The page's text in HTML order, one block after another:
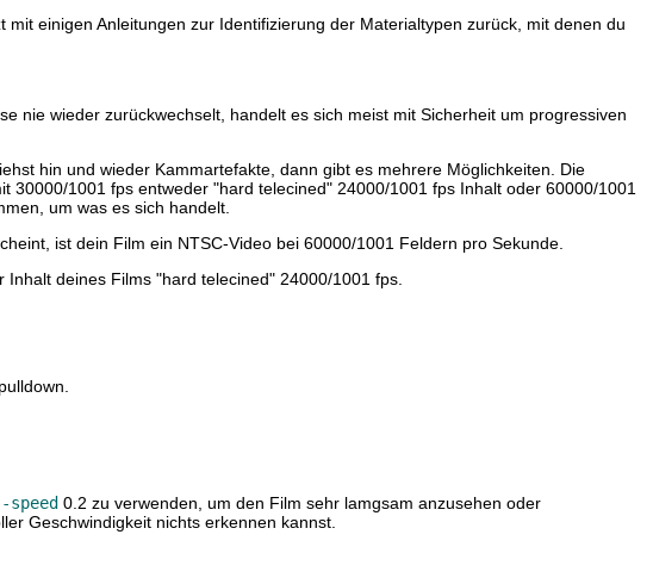
mit einigen Anleitungen zur Identifizierung der Materialtypen zurück, mit denen du
nie wieder zurückwechselt, handelt es sich meist mit Sicherheit um progressiven
hin und wieder Kammartefakte, dann gibt es mehrere Möglichkeiten. Die
1001 fps entweder "hard telecined" 24000/1001 fps Inhalt oder 60000/1001
um was es sich handelt.
ist dein Film ein NTSC-Video bei 60000/1001 Feldern pro Sekunde.
deines Films "hard telecined" 24000/1001 fps.
-speed 0.2 zu verwenden, um den Film sehr lamgsam anzusehen oder
Geschwindigkeit nichts erkennen kannst.